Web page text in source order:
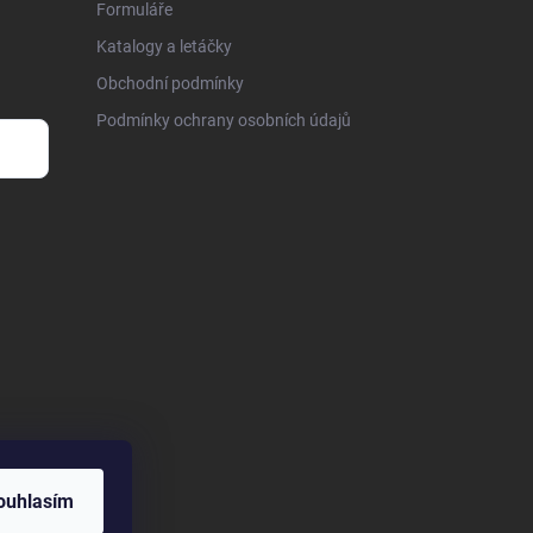
Formuláře
Katalogy a letáčky
Obchodní podmínky
Podmínky ochrany osobních údajů